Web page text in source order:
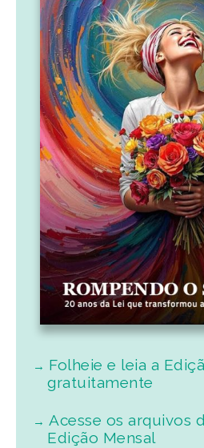
Folheie e leia a
gratuitamente
Acesse os arquivos
Edição Mensal